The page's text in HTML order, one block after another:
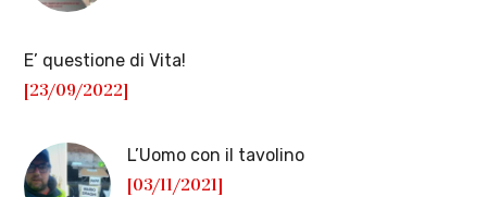
E’ questione di Vita!
[23/09/2022]
L’Uomo con il tavolino
[03/11/2021]